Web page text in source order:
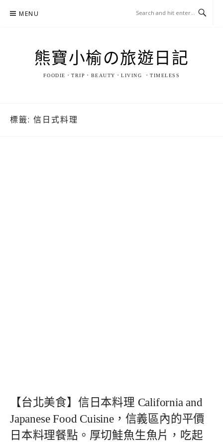
MENU
熊寶小榆の旅遊日記
FOODIE．TRIP．BEAUTY．LIVING ．TIMELESS
標籤: 信日式料理
【台北美食】信日本料理 California and
Japanese Food Cuisine，信義區內的平價
日本料理餐點。厚切鮭魚生魚片，吃起